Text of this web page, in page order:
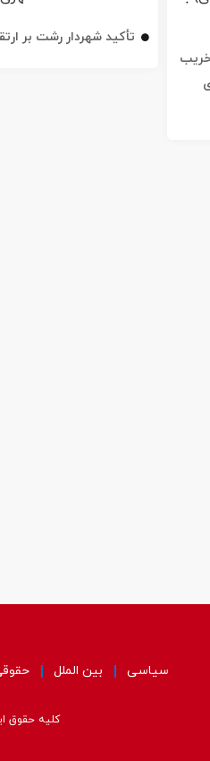
تأکید شهردار رشت بر
سیاسی بین الملل
کلیه حقوق